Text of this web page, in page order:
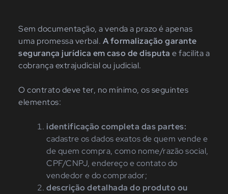
Sem documentação, a venda a prazo é apenas
uma promessa verbal. A formalização garante
segurança jurídica em caso de disputa e facilita a
cobrança extrajudicial ou judicial.
O contrato deve ter, no mínimo, os seguintes
elementos:
identificação completa das partes:
cadastre os dados exatos de quem vende e
de quem compra, como nome/razão social,
CPF/CNPJ, endereço e contato do
vendedor e do comprador;
descrição detalhada do produto ou